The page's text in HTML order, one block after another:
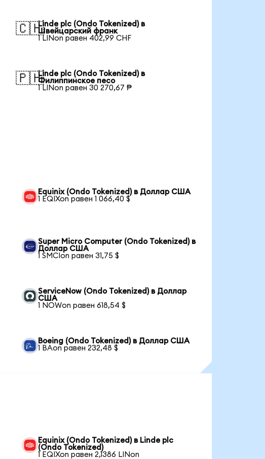
🇨🇭Linde plc (Ondo Tokenized) в
Швейцарский франк
1 LINon равен 402,99 CHF
🇵🇭Linde plc (Ondo Tokenized) в
Филиппинское песо
1 LINon равен 30 270,67 ₱
Equinix (Ondo Tokenized) в Доллар США
1 EQIXon равен 1 066,40 $
Super Micro Computer (Ondo Tokenized) в
Доллар США
1 SMCIon равен 31,75 $
ServiceNow (Ondo Tokenized) в Доллар
США
1 NOWon равен 618,54 $
Boeing (Ondo Tokenized) в Доллар США
1 BAon равен 232,48 $
Equinix (Ondo Tokenized) в Linde plc
(Ondo Tokenized)
1 EQIXon равен 2,1386 LINon